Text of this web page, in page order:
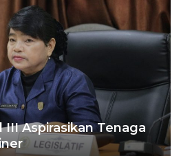
III Aspirasikan Tenaga